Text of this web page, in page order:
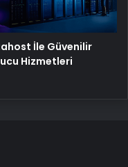
İle Güvenilir
Hizmetleri